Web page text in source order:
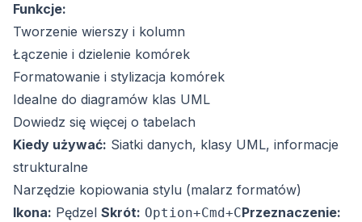
Funkcje:
Tworzenie wierszy i kolumn
Łączenie i dzielenie komórek
Formatowanie i stylizacja komórek
Idealne do diagramów klas UML
Dowiedz się więcej o tabelach
Kiedy używać: Siatki danych, klasy UML, informacje
strukturalne
Narzędzie kopiowania stylu (malarz formatów)
Ikona: Pędzel Skrót: Option+Cmd+CPrzeznaczenie: